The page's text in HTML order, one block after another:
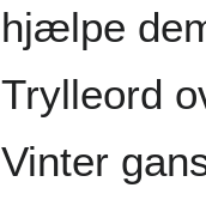
hjælpe
Trylleord
Vinter